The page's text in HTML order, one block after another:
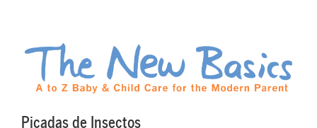
Picadas de Insectos